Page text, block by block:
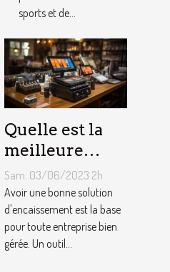
sports et de...
Quelle est la
meilleure
solution
d'encaissement
pour votre
entreprise ?
Sam. 03/06/2023 2h
Avoir une bonne solution
d'encaissement est la base
pour toute entreprise bien
gérée. Un outil...